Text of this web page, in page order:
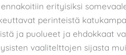
erityisiksi
perinteistä
ja puolueet ja ehdokkaat
vaalitelttojen sijasta